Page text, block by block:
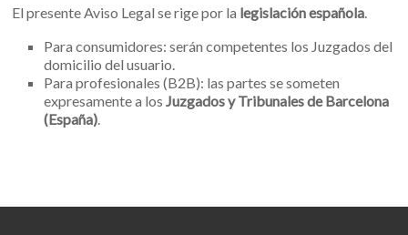
El presente Aviso Legal se rige por la legislación española.
Para consumidores: serán competentes los Juzgados del
domicilio del usuario.
Para profesionales (B2B): las partes se someten
expresamente a losJuzgados y Tribunales de Barcelona
(España).